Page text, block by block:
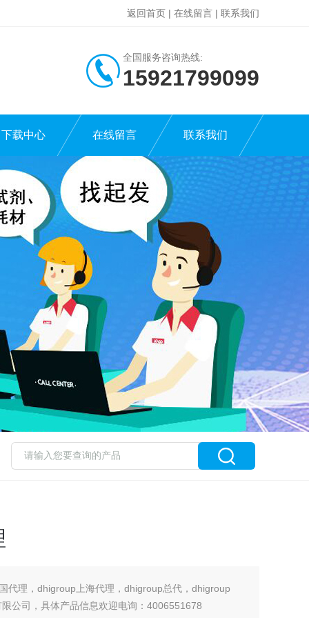
返回首页 | 在线留言 | 联系我们
全国服务咨询热线:
15921799099
下载中心 在线留言 联系我们
代理，dhigroup上海代理，dhigroup总代，dhigroup
公司，具体产品信息欢迎电询：4006551678